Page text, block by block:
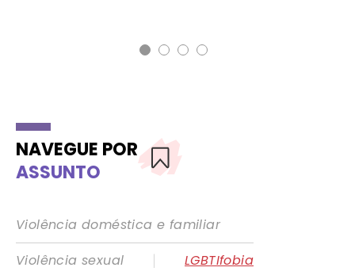
NAVEGUE POR
ASSUNTO
Violência doméstica e familiar
Violência sexual
|
LGBTIfobia